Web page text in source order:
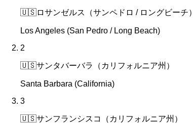
🇺🇸ロサンゼルス（サンペドロ / ロングビーチ）
Los Angeles (San Pedro / Long Beach)
2
🇺🇸サンタバーバラ（カリフォルニア州）
Santa Barbara (California)
3
🇺🇸サンフランシスコ（カリフォルニア州）